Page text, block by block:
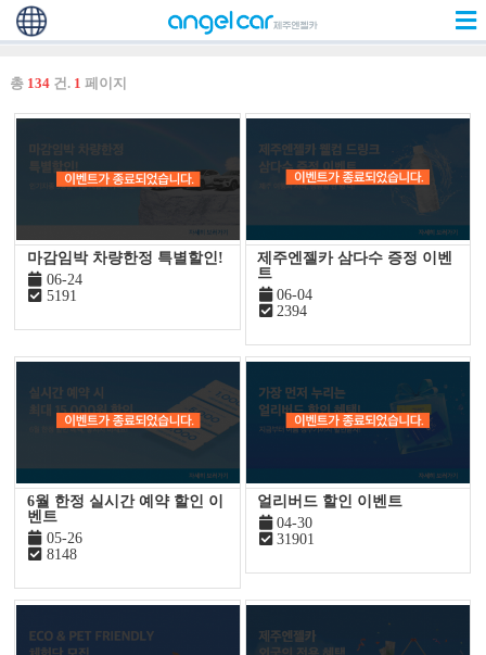
총 134건. 1 페이지
마감임박 차량한정 특별할인!
06-24
5191
제주엔젤카 삼다수 증정 이벤
트
06-04
2394
6월 한정 실시간 예약 할인 이
벤트
05-26
8148
얼리버드 할인 이벤트
04-30
31901